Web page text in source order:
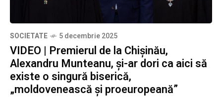
SOCIETATE 5 decembrie 2025
VIDEO | Premierul de la Chișinău,
Alexandru Munteanu, și-ar dori ca aici să
existe o singură biserică,
„moldovenească și proeuropeană”